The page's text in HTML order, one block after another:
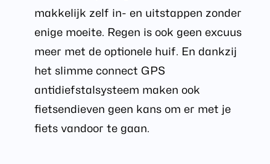
makkelijk zelf in- en uitstappen zonder
enige moeite. Regen is ook geen excuus
meer met de optionele huif. En dankzij
het slimme connect GPS
antidiefstalsysteem maken ook
fietsendieven geen kans om er met je
fiets vandoor te gaan.